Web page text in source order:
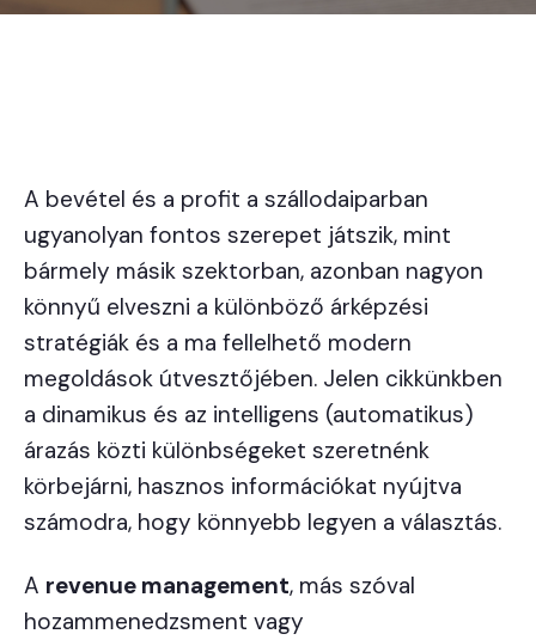
A bevétel és a profit a szállodaiparban
ugyanolyan fontos szerepet játszik, mint
bármely másik szektorban, azonban nagyon
könnyű elveszni a különböző árképzési
stratégiák és a ma fellelhető modern
megoldások útvesztőjében. Jelen cikkünkben
a dinamikus és az intelligens (automatikus)
árazás közti különbségeket szeretnénk
körbejárni, hasznos információkat nyújtva
számodra, hogy könnyebb legyen a választás.
A revenue management, más szóval
hozammenedzsment vagy